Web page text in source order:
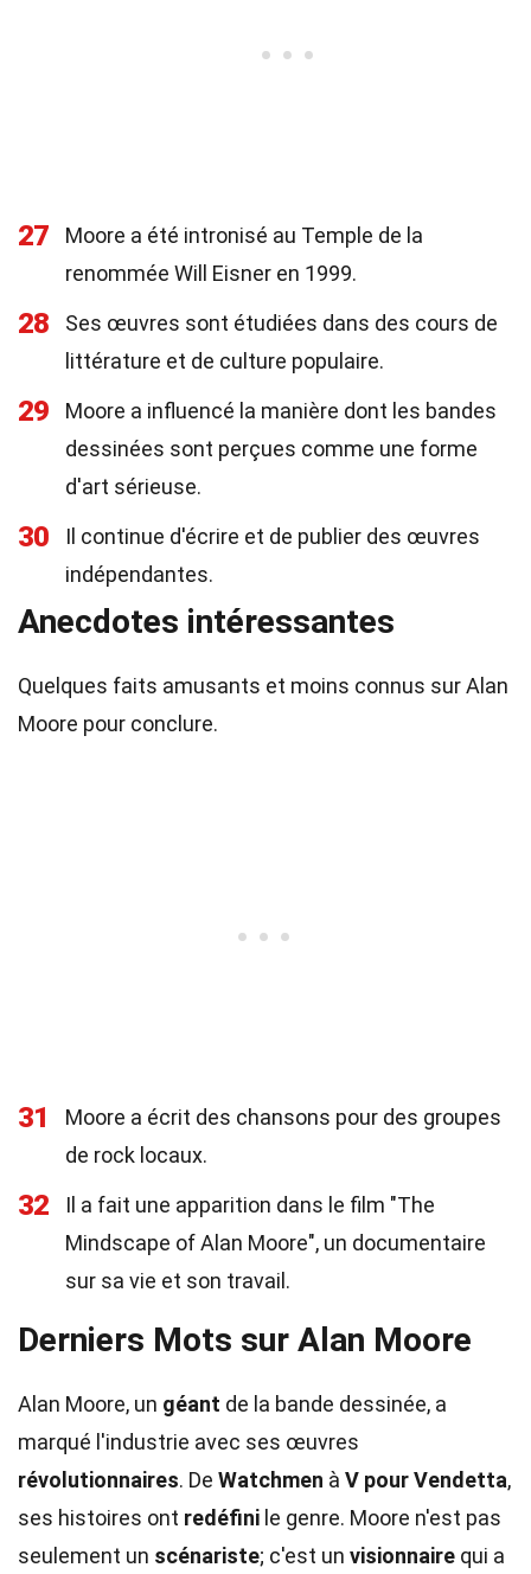
27
Moore a été intronisé au Temple de la
renommée Will Eisner en 1999.
28
Ses œuvres sont étudiées dans des cours de
littérature et de culture populaire.
29
Moore a influencé la manière dont les bandes
dessinées sont perçues comme une forme
d'art sérieuse.
30
Il continue d'écrire et de publier des œuvres
indépendantes.
Anecdotes intéressantes
Quelques faits amusants et moins connus sur Alan
Moore pour conclure.
31
Moore a écrit des chansons pour des groupes
de rock locaux.
32
Il a fait une apparition dans le film "The
Mindscape of Alan Moore", un documentaire
sur sa vie et son travail.
Derniers Mots sur Alan Moore
Alan Moore, un géant de la bande dessinée, a
marqué l'industrie avec ses œuvres
révolutionnaires. De Watchmen à V pour Vendetta,
ses histoires ont redéfini le genre. Moore n'est pas
seulement un scénariste; c'est un visionnaire qui a